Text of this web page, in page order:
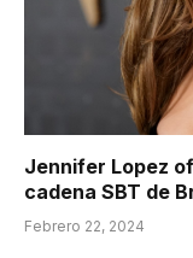
Jennifer Lopez
cadena SBT de
Febrero 22, 2024